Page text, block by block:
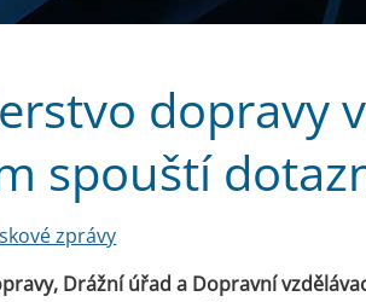
dopravy
spouští
zprávy
Drážní úřad a Dopravní